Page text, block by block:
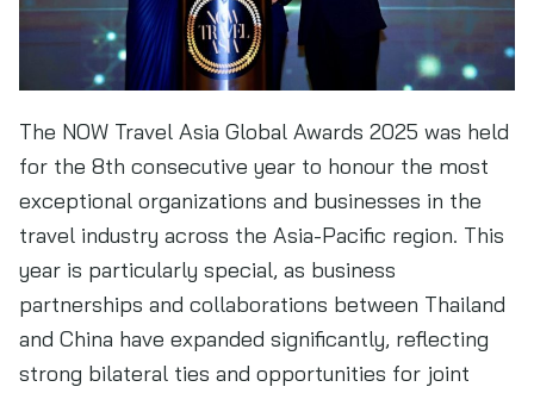
The NOW Travel Asia Global Awards 2025 was held
for the 8th consecutive year to honour the most
exceptional organizations and businesses in the
travel industry across the Asia-Pacific region. This
year is particularly special, as business
partnerships and collaborations between Thailand
and China have expanded significantly, reflecting
strong bilateral ties and opportunities for joint